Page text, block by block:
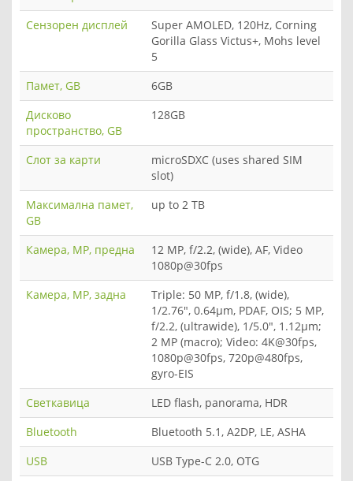
Сензорен дисплей
Super AMOLED, 120Hz, Corning
Gorilla Glass Victus+, Mohs level
5
Памет, GB
6GB
Дисково
пространство, GB
128GB
Слот за карти
microSDXC (uses shared SIM
slot)
Максимална памет,
GB
up to 2 TB
Камера, MP, предна
12 MP, f/2.2, (wide), AF, Video
1080p@30fps
Камера, MP, задна
Triple: 50 MP, f/1.8, (wide),
1/2.76", 0.64µm, PDAF, OIS; 5 MP,
f/2.2, (ultrawide), 1/5.0", 1.12µm;
2 MP (macro); Video: 4K@30fps,
1080p@30fps, 720p@480fps,
gyro-EIS
Светкавица
LED flash, panorama, HDR
Bluetooth
Bluetooth 5.1, A2DP, LE, ASHA
USB
USB Type-C 2.0, OTG